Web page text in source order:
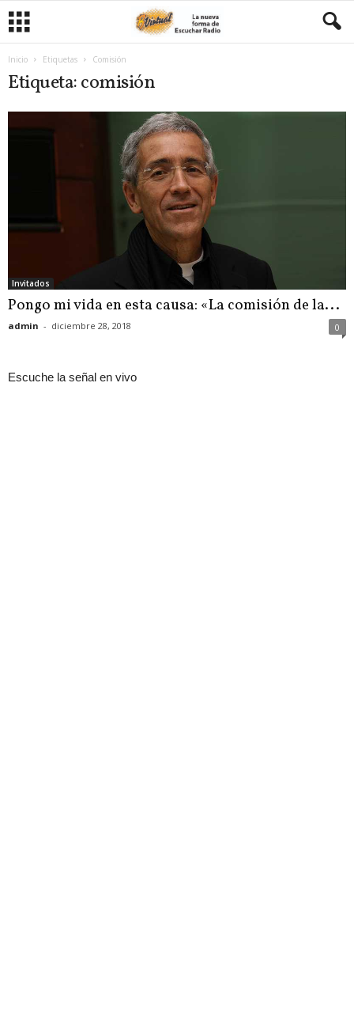
Inicio Etiquetas Comisión
Etiqueta: comisión
Invitados
Pongo mi vida en esta causa: «La comisión de la...
admin - diciembre 28, 2018 0
Escuche la señal en vivo